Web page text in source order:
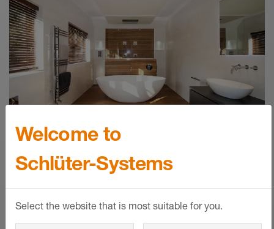
Schlüter-SCHIENE-STEP | Produktdatenblatt
2.15
Produktdatenblatt - © Schlüter-Systems
PDF – 400,08 KB
Referenzen
Vom Einfamilienhaus bis zum Großprojekt
Welcome to
Schlüter-Systems
Select the website that is most suitable for you.